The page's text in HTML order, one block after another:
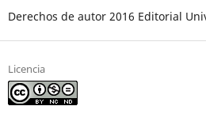
Derechos de autor 2016 Editorial
Licencia